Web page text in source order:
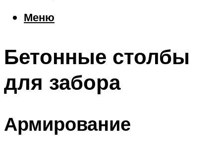
Меню
Бетонные столбы
для забора
Армирование